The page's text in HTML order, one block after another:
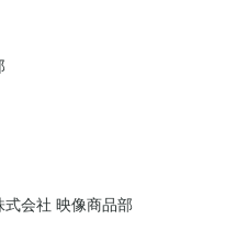
式会社 映像商品部